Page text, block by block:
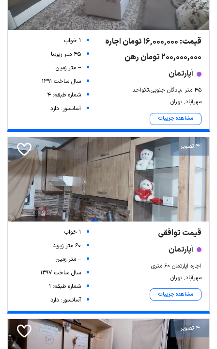
قیمت: 16,000,000 تومان اجاره
200,000,000 تومان رهن
آپارتمان
۴۵ متر ،پادگان جنوبی،تکواحد
مهرآباد, تهران
مشاهده جزییات
1 خواب
45 متر زیربنا
-- متر زمین
سال ساخت 1391
شماره طبقه: 4
آسانسور: دارد
4 تصویر
قیمت توافقی
آپارتمان
اجاره اپارتمان ۶۰ متری
مهرآباد, تهران
مشاهده جزییات
1 خواب
60 متر زیربنا
-- متر زمین
سال ساخت 1397
شماره طبقه: 1
آسانسور: دارد
4 تصویر